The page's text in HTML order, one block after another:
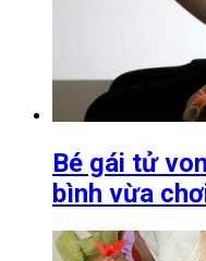
Bé gái tử
bình vừa